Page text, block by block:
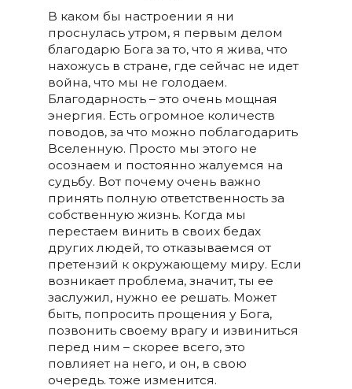
В каком бы настроении я ни
проснулась утром, я первым делом
благодарю Бога за то, что я жива, что
нахожусь в стране, где сейчас не идет
война, что мы не голодаем.
Благодарность – это очень мощная
энергия. Есть огромное количеств
поводов, за что можно поблагодарить
Вселенную. Просто мы этого не
осознаем и постоянно жалуемся на
судьбу. Вот почему очень важно
принять полную ответственность за
собственную жизнь. Когда мы
перестаем винить в своих бедах
других людей, то отказываемся от
претензий к окружающему миру. Если
возникает проблема, значит, ты ее
заслужил, нужно ее решать. Может
быть, попросить прощения у Бога,
позвонить своему врагу и извиниться
перед ним – скорее всего, это
повлияет на него, и он, в свою
очередь. тоже изменится.